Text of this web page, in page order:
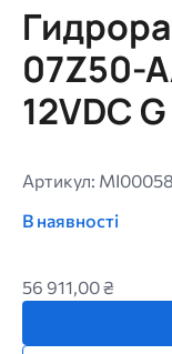
07Z50-
12VDC
Артикул:
В наявності
56 911,00 ₴